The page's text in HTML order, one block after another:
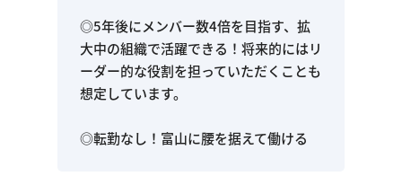
◎5年後にメンバー数4倍を目指す、拡
大中の組織で活躍できる！将来的にはリ
ーダー的な役割を担っていただくことも
想定しています。
◎転勤なし！富山に腰を据えて働ける